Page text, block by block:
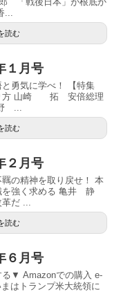
読む
１月号
と勇気に学べ！ 【特集
方 山崎 拓 安倍総理
...
読む
２月号
羈の精神を取り戻せ！ 本
強く求める 亀井 静
だ ...
読む
６月号
る▼ Amazonでの購入 e-
はトランプ米大統領に